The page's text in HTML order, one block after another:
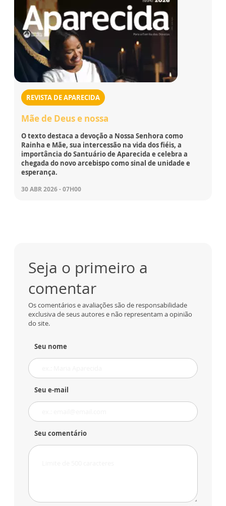
REVISTA DE APARECIDA
Mãe de Deus e nossa
O texto destaca a devoção a Nossa Senhora como
Rainha e Mãe, sua intercessão na vida dos fiéis, a
importância do Santuário de Aparecida e celebra a
chegada do novo arcebispo como sinal de unidade e
esperança.
30 ABR 2026 - 07H00
Seja o primeiro a
comentar
Os comentários e avaliações são de responsabilidade
exclusiva de seus autores e não representam a opinião
do site.
Seu nome
Seu e-mail
Seu comentário